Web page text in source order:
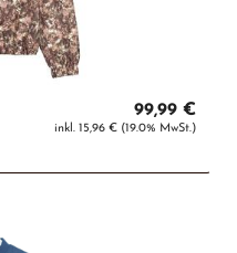
99,99 €
inkl. 15,96 € (19.0% MwSt.)